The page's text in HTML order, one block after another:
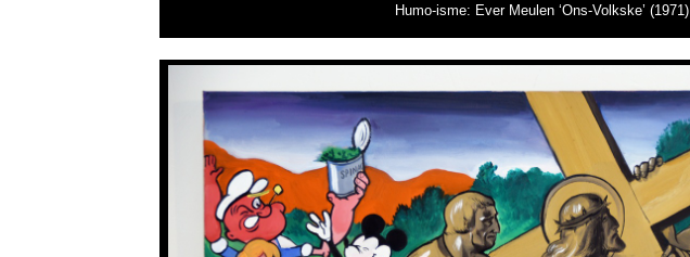
Humo-isme: Ever Meulen ‘Ons-Volkske’ (1971)